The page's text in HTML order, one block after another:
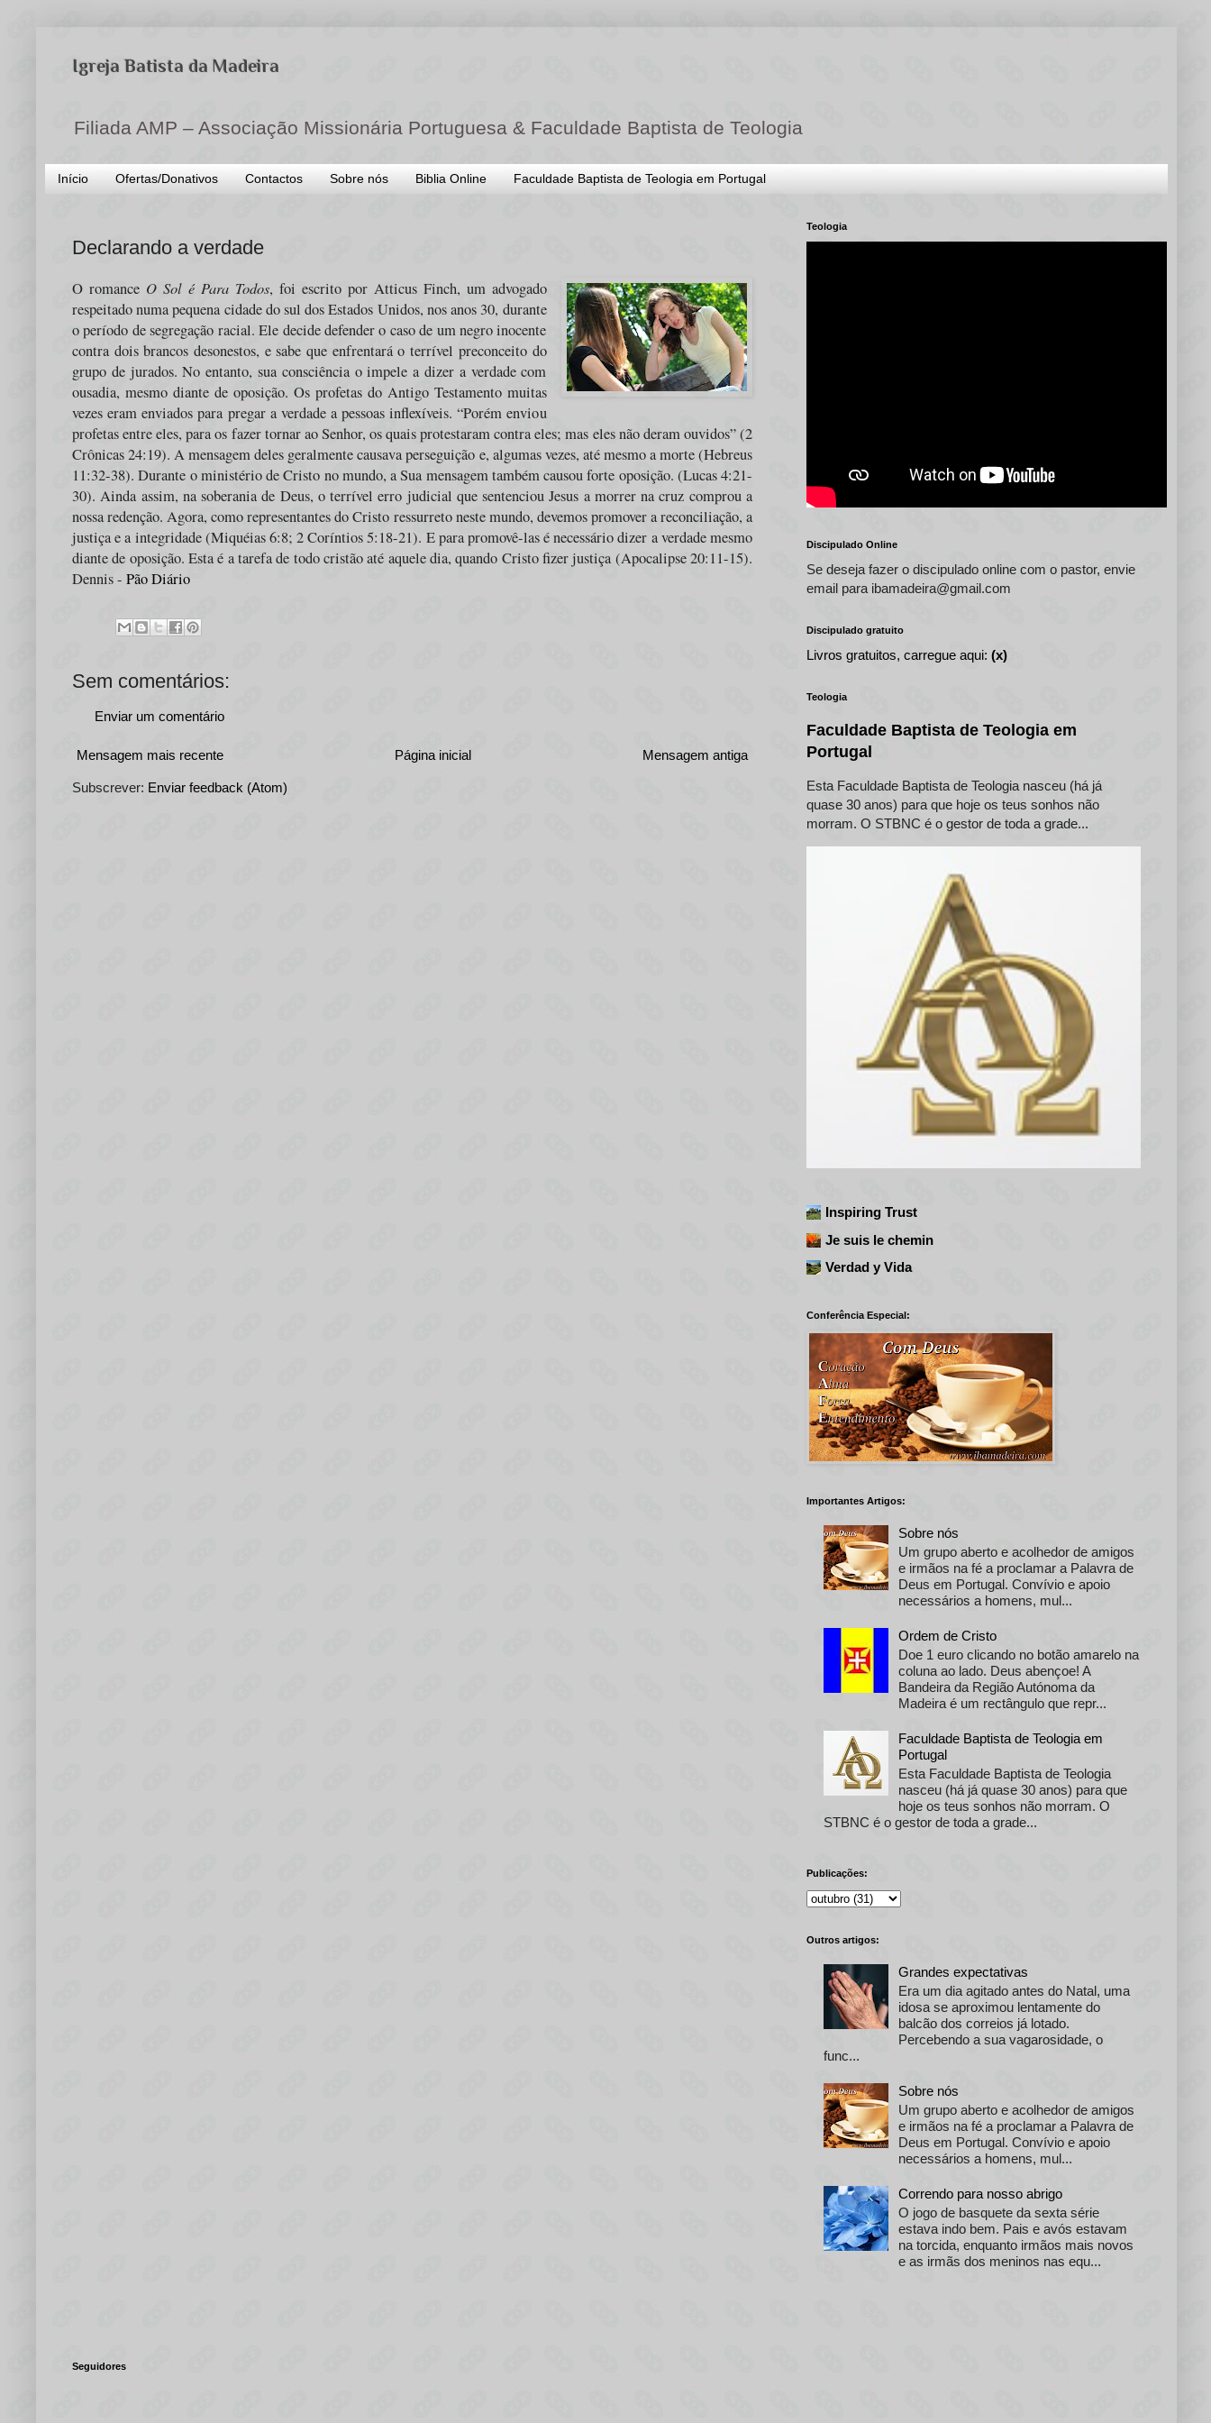
Igreja Batista da Madeira
Filiada AMP – Associação Missionária Portuguesa & Faculdade Baptista de Teologia
Início Ofertas/Donativos Contactos Sobre nós Biblia Online Faculdade Baptista de Teologia em Portugal
Declarando a verdade
O romance O Sol é Para Todos, foi escrito por Atticus Finch, um advogado
respeitado numa pequena cidade do sul dos Estados Unidos, nos anos 30, durante
o período de segregação racial. Ele decide defender o caso de um negro inocente
contra dois brancos desonestos, e sabe que enfrentará o terrível preconceito do
grupo de jurados. No entanto, sua consciência o impele a dizer a verdade com
ousadia, mesmo diante de oposição. Os profetas do Antigo Testamento muitas
vezes eram enviados para pregar a verdade a pessoas inflexíveis. “Porém enviou
profetas entre eles, para os fazer tornar ao Senhor, os quais protestaram contra eles; mas eles não deram ouvidos” (2
Crônicas 24:19). A mensagem deles geralmente causava perseguição e, algumas vezes, até mesmo a morte (Hebreus
11:32-38). Durante o ministério de Cristo no mundo, a Sua mensagem também causou forte oposição. (Lucas 4:21-
30). Ainda assim, na soberania de Deus, o terrível erro judicial que sentenciou Jesus a morrer na cruz comprou a
nossa redenção. Agora, como representantes do Cristo ressurreto neste mundo, devemos promover a reconciliação, a
justiça e a integridade (Miquéias 6:8; 2 Coríntios 5:18-21). E para promovê-las é necessário dizer a verdade mesmo
diante de oposição. Esta é a tarefa de todo cristão até aquele dia, quando Cristo fizer justiça (Apocalipse 20:11-15).
Dennis - Pão Diário
Sem comentários:
Enviar um comentário
Mensagem mais recente Mensagem antiga
Página inicial
Subscrever: Enviar feedback (Atom)
Teologia
Discipulado Online
Se deseja fazer o discipulado online com o pastor, envie
email para ibamadeira@gmail.com
Discipulado gratuito
Livros gratuitos, carregue aqui: (x)
Teologia
Faculdade Baptista de Teologia em
Portugal
Esta Faculdade Baptista de Teologia nasceu (há já
quase 30 anos) para que hoje os teus sonhos não
morram. O STBNC é o gestor de toda a grade...
Inspiring Trust
Je suis le chemin
Verdad y Vida
Conferência Especial:
Importantes Artigos:
Sobre nós
Um grupo aberto e acolhedor de amigos
e irmãos na fé a proclamar a Palavra de
Deus em Portugal. Convívio e apoio
necessários a homens, mul...
Ordem de Cristo
Doe 1 euro clicando no botão amarelo na
coluna ao lado. Deus abençoe! A
Bandeira da Região Autónoma da
Madeira é um rectângulo que repr...
Faculdade Baptista de Teologia em
Portugal
Esta Faculdade Baptista de Teologia
nasceu (há já quase 30 anos) para que
hoje os teus sonhos não morram. O
STBNC é o gestor de toda a grade...
Publicações:
Outros artigos:
Grandes expectativas
Era um dia agitado antes do Natal, uma
idosa se aproximou lentamente do
balcão dos correios já lotado.
Percebendo a sua vagarosidade, o
func...
Sobre nós
Um grupo aberto e acolhedor de amigos
e irmãos na fé a proclamar a Palavra de
Deus em Portugal. Convívio e apoio
necessários a homens, mul...
Correndo para nosso abrigo
O jogo de basquete da sexta série
estava indo bem. Pais e avós estavam
na torcida, enquanto irmãos mais novos
e as irmãs dos meninos nas equ...
Seguidores